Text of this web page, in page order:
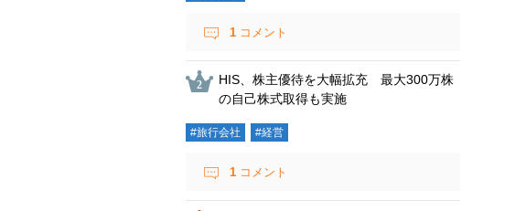
1 コメント
HIS、株主優待を大幅拡充 最大300万株
の自己株式取得も実施
#旅行会社 #経営
1 コメント